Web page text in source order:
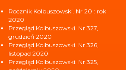
Rocznik Kolbuszowski. Nr 20 : rok
2020
Przegląd Kolbuszowski. Nr 327,
grudzień 2020
Przegląd Kolbuszowski. Nr 326,
listopad 2020
Przegląd Kolbuszowski. Nr 325,